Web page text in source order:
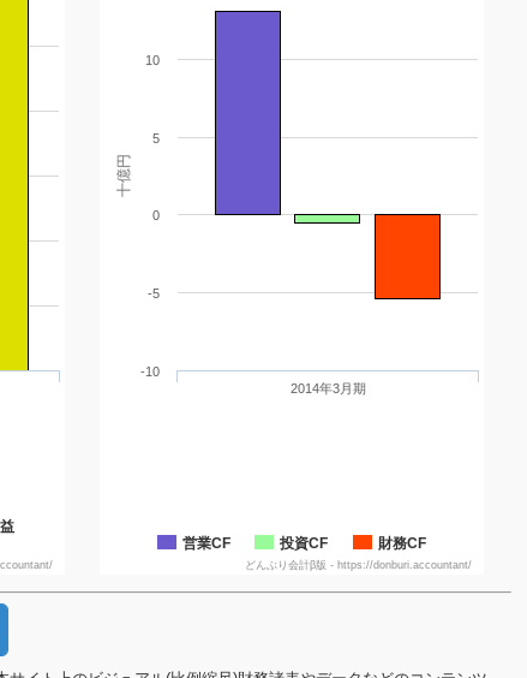
十億円
営業CF 投資CF 財務CF
2014年3月期
-10
-5
0
5
10
どんぶり会計β版 - https://donburi.accountant/